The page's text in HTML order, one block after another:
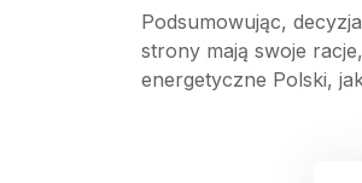
Podsumowując,
strony mają swoje
energetyczne Polski,